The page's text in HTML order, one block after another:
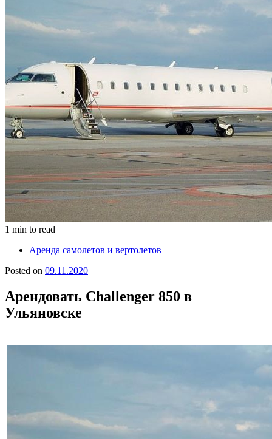
1 min to read
Аренда самолетов и вертолетов
Posted on 09.11.2020
Арендовать Challenger 850 в
Ульяновске